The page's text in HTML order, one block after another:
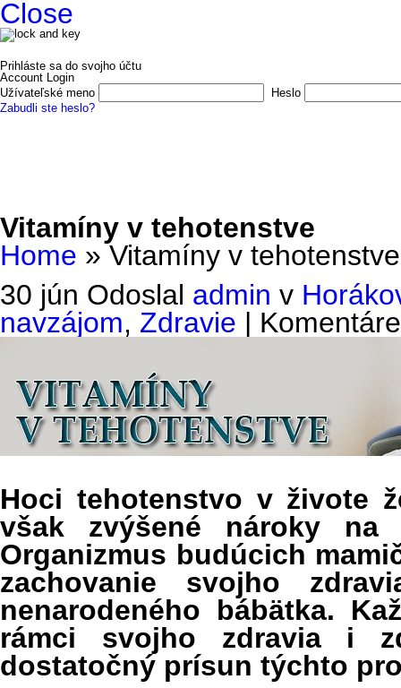
Close
Prihláste sa do svojho účtu
Account Login
Užívateľské meno
Heslo
Zabudli ste heslo?
Vitamíny v tehotenstve
Home » Vitamíny v tehotenstve
30 jún Odoslal admin v
navzájom, Zdravie |
Hoci tehotenstvo v živote
však zvýšené nároky na
Organizmus budúcich
zachovanie svojho
nenarodeného bábätka.
rámci svojho zdravia i
dostatočný prísun týchto